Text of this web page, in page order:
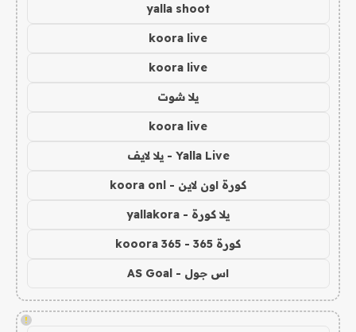
yalla shoot
koora live
koora live
يلا شوت
koora live
Yalla Live - يلا لايف
كورة اون لاين - koora onl
يلا كورة - yallakora
كورة 365 - kooora 365
اس جول - AS Goal
!